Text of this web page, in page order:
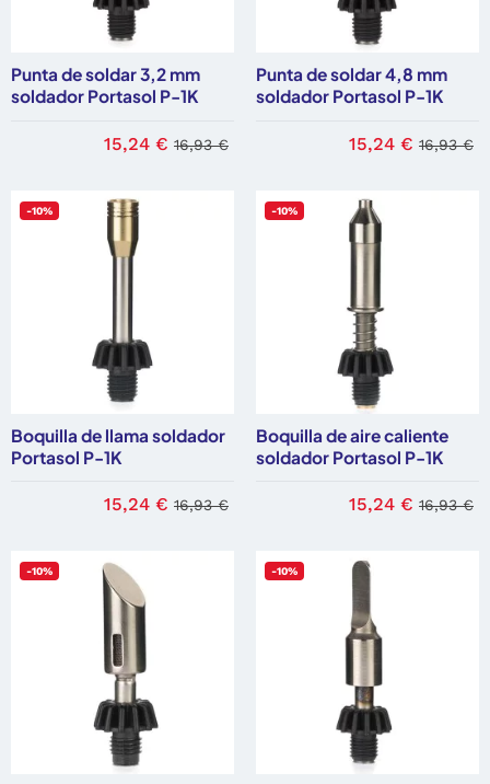
Punta de soldar 3,2 mm
soldador Portasol P-1K
15,24 € 16,93 €
Punta de soldar 4,8 mm
soldador Portasol P-1K
15,24 € 16,93 €
-10%
Boquilla de llama soldador
Portasol P-1K
15,24 € 16,93 €
-10%
Boquilla de aire caliente
soldador Portasol P-1K
15,24 € 16,93 €
-10% -10%